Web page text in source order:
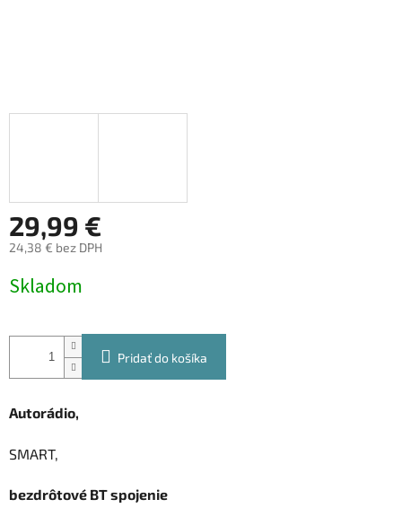
29,99 €
24,38 € bez DPH
cena:
Skladom
Pridať do košíka
Autorádio,
SMART,
bezdrôtové BT spojenie